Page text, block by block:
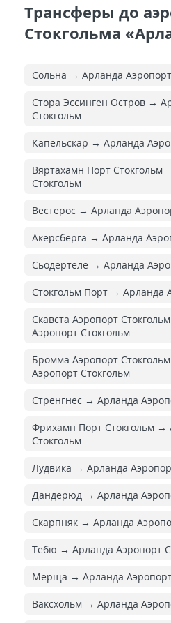
Трансферы до
Стокгольма
Сольна → Арланда
Стора Эссинген Остров →
Стокгольм
Капельскар → Арланда
Вяртахамн Порт Стокгольм
Стокгольм
Вестерос → Арланда
Акерсберга → Арланда
Сьодертеле → Арланда
Стокгольм Порт → Арланда
Скавста Аэропорт
Аэропорт Стокгольм
Бромма Аэропорт
Аэропорт Стокгольм
Стренгнес → Арланда
Фрихамн Порт Стокгольм →
Стокгольм
Лудвика → Арланда
Дандерюд → Арланда
Скарпняк → Арланда
Тебю → Арланда Аэропорт
Мерща → Арланда Аэропорт
Ваксхольм → Арланда